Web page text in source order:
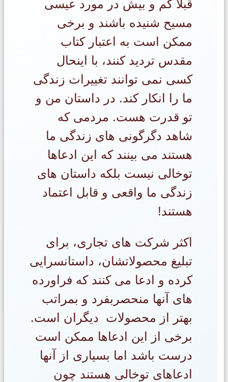
قبلاً کم و بیش در مورد عیسی
مسیح شنیده باشند و برخی
ممکن است به اعتبار کتاب
مقدس تردید کنند، با اینحال
کسی نمی توانند تغییرات زندگی
ما را انکار کند. در داستان من و
تو قدرت هست. مردمی که
شاهد دگرگونی های زندگی ما
هستند می بینند که این ادعاها
توخالی نیست بلکه داستان های
زندگی ما واقعی و قابل اعتماد
هستند!
اکثر شرکت های تجاری، برای
تبلیغ محصولاتشان، داستانسرایی
کرده و ادعا می کنند که فراورده
های آنها منحصربفرد و بمراتب
بهتر از محصولات دیگران است.
برخی از این ادعاها ممکن است
درست باشد اما بسیاری از آنها
ادعاهای توخالی هستند چون